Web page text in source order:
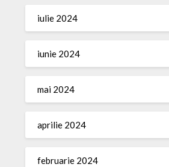
iulie 2024
iunie 2024
mai 2024
aprilie 2024
februarie 2024